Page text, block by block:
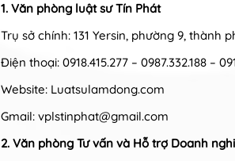
1. Văn phòng luật sưTín Phát
Trụ sở chính: 131 Yersin, phường 9, thành
Điện thoại: 0918.415.277 – 0987.332.188 –
Website: Luatsulamdong.com
Gmail: vplstinphat@gmail.com
2. Văn phòng Tư vấn và Hỗ trợ Doanh